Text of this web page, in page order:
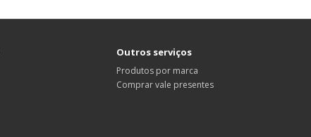
Outros serviços
Produtos por marca
Comprar vale presentes